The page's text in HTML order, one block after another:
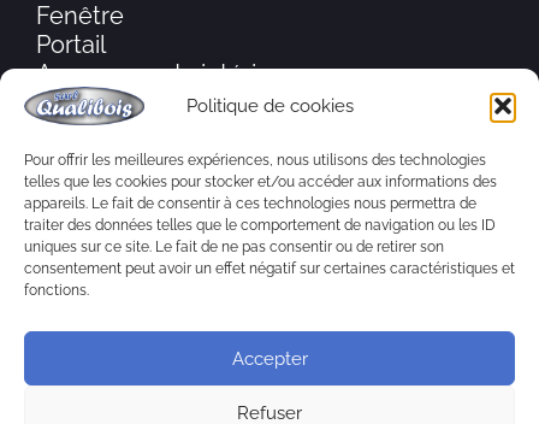
Politique de cookies
Pour offrir les meilleures expériences, nous utilisons des technologies
telles que les cookies pour stocker et/ou accéder aux informations des
appareils. Le fait de consentir à ces technologies nous permettra de
traiter des données telles que le comportement de navigation ou les ID
uniques sur ce site. Le fait de ne pas consentir ou de retirer son
consentement peut avoir un effet négatif sur certaines caractéristiques et
fonctions.
Accepter
Refuser
Fenêtre
Portail
Agencements intérieurs
Moustiquaire
Porte d’entrée
Volets
Ébénisterie
Aménagement extérieur
Charpente